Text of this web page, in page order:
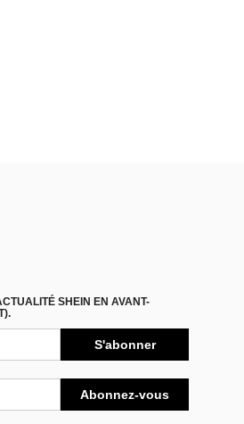
SHEIN EN AVANT-
S'abonner
Abonnez-vous